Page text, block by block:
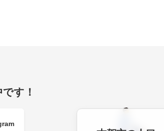
す！